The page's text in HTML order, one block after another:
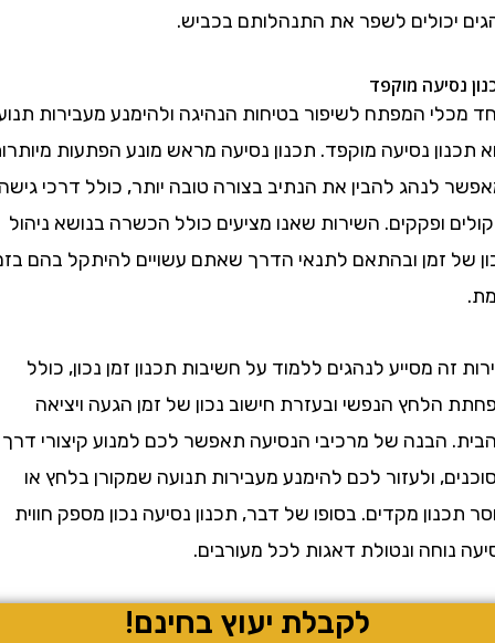
לשפר את התנהלותם בכביש.
מוקפד
המפתח לשיפור בטיחות הנהיגה ולהימנע מעבירות תנועה
נסיעה מוקפד. תכנון נסיעה מראש מונע הפתעות מיותרות
לנהג להבין את הנתיב בצורה טובה יותר, כולל דרכי גישה,
ופקקים. השירות שאנו מציעים כולל הכשרה בנושא ניהול
זמן ובהתאם לתנאי הדרך שאתם עשויים להיתקל בהם בזמן
מסייע לנהגים ללמוד על חשיבות תכנון זמן נכון, כולל
הנפשי ובעזרת חישוב נכון של זמן הגעה ויציאה
הבנה של מרכיבי הנסיעה תאפשר לכם למנוע קיצורי דרך
ולעזור לכם להימנע מעבירות תנועה שמקורן בלחץ או
מקדים. בסופו של דבר, תכנון נסיעה נכון מספק חווית
ונטולת דאגות לכל מעורבים.
לקבלת יעוץ בחינם!